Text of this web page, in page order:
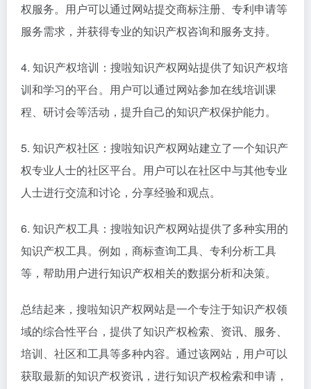
权服务。用户可以通过网站提交商标注册、专利申请等
服务需求，并获得专业的知识产权咨询和服务支持。
4. 知识产权培训：搜啦知识产权网站提供了知识产权培
训和学习的平台。用户可以通过网站参加在线培训课
程、研讨会等活动，提升自己的知识产权保护能力。
5. 知识产权社区：搜啦知识产权网站建立了一个知识产
权专业人士的社区平台。用户可以在社区中与其他专业
人士进行交流和讨论，分享经验和观点。
6. 知识产权工具：搜啦知识产权网站提供了多种实用的
知识产权工具。例如，商标查询工具、专利分析工具
等，帮助用户进行知识产权相关的数据分析和决策。
总结起来，搜啦知识产权网站是一个专注于知识产权领
域的综合性平台，提供了知识产权检索、资讯、服务、
培训、社区和工具等多种内容。通过该网站，用户可以
获取最新的知识产权资讯，进行知识产权检索和申请，